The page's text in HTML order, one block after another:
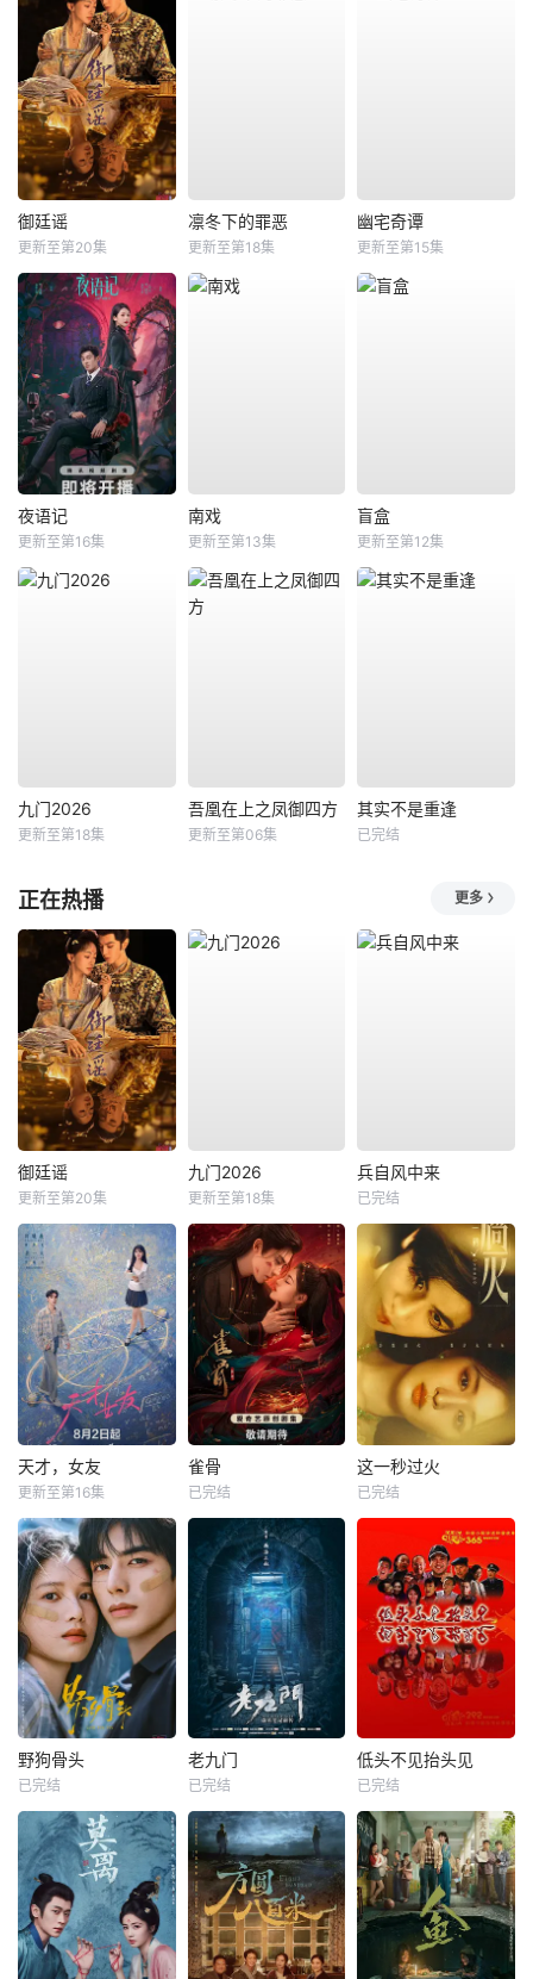
御廷谣
更新至第20集
凛冬下的罪恶
更新至第18集
幽宅奇谭
更新至第15集
夜语记
更新至第16集
南戏
更新至第13集
盲盒
更新至第12集
九门2026
更新至第18集
吾凰在上之凤御四方
更新至第06集
其实不是重逢
已完结
正在热播 更多
御廷谣
更新至第20集
九门2026
更新至第18集
兵自风中来
已完结
天才，女友
更新至第16集
雀骨
已完结
这一秒过火
已完结
野狗骨头
已完结
老九门
已完结
低头不见抬头见
已完结